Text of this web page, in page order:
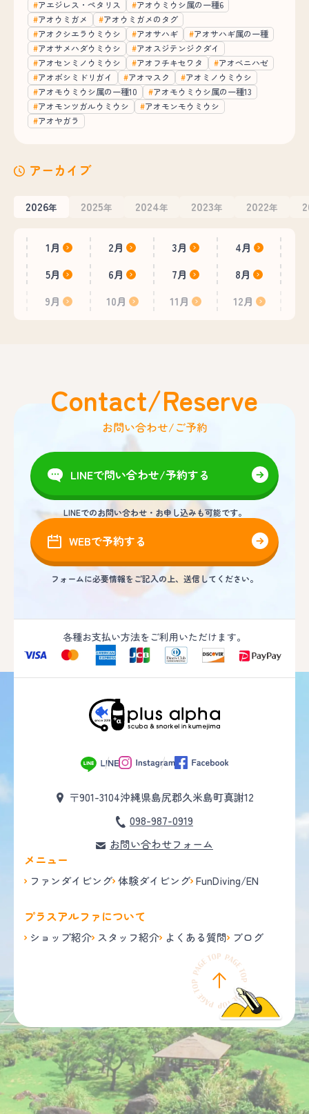
アエジレス・ペタリス
アオウミウシ属の一種6
アオウミガメ
アオウミガメのタグ
アオクシエラウミウシ
アオサハギ
アオサハギ属の一種
アオサメハダウミウシ
アオスジテンジクダイ
アオセンミノウミウシ
アオフチキセワタ
アオベニハゼ
アオボシミドリガイ
アオマスク
アオミノウミウシ
アオモウミウシ属の一種10
アオモウミウシ属の一種13
アオモンツガルウミウシ
アオモンモウミウシ
アオヤガラ
アーカイブ
2026年 2025年 2024年 2023年 2022年
1月 2月 3月
4月
5月
6月 7月
8月
9月
10月 11月 12月
Contact/Reserve
お問い合わせ/ご予約
LINEで問い合わせ/予約する
LINEでのお問い合わせ・お申し込みも可能です。
WEBで予約する
フォームに必要情報をご記入の上、送信してください。
各種お支払い方法をご利用いただけます。
〒901-3104沖縄県島尻郡久米島町真謝12
098-987-0919
お問い合わせフォーム
メニュー
ファンダイビング 体験ダイビング FunDiving/EN
プラスアルファについて
ショップ紹介 スタッフ紹介 よくある質問 ブログ